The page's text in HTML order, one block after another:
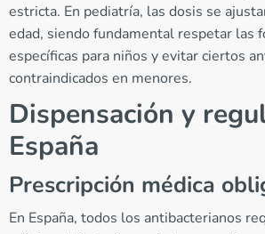
estricta. En pediatría, las dosis se
edad, siendo fundamental respetar las
específicas para niños y evitar ciertos
contraindicados en menores.
Dispensación y
España
Prescripción médica
En España, todos los antibacterianos